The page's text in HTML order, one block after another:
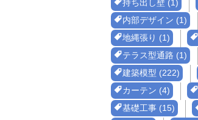
持ち出し壁 (1)
内部デザイン (1)
地縄張り (1)
テラス型通路 (1)
建築模型 (222)
カーテン (4)
基礎工事 (15)